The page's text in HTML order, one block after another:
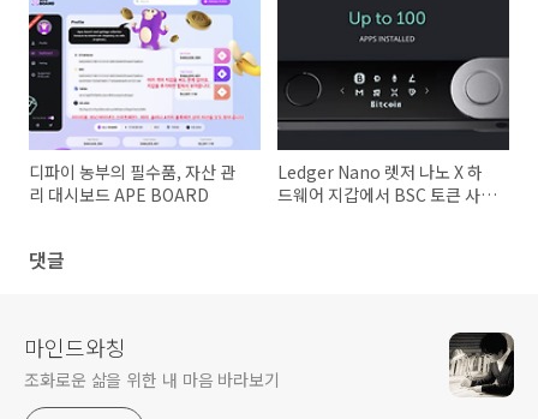
디파이 농부의 필수품, 자산 관
리 대시보드 APE BOARD
Ledger Nano 렛저 나노 X 하
드웨어 지갑에서 BSC 토큰 사용
댓글
마인드와칭
조화로운 삶을 위한 내 마음 바라보기